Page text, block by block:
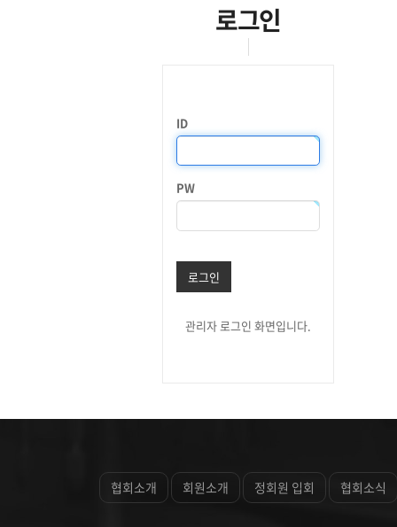
로그인
ID
PW
로그인
관리자 로그인 화면입니다.
협회소개 회원소개 정회원 입회 협회소식